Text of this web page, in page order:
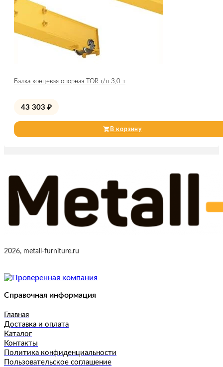
Балка концевая опорная TOR г/п 3,0 т
43 303 ₽
В корзину
2026, metall-furniture.ru
Справочная информация
Главная
Доставка и оплата
Каталог
Контакты
Политика конфиденциальности
Пользовательское соглашение